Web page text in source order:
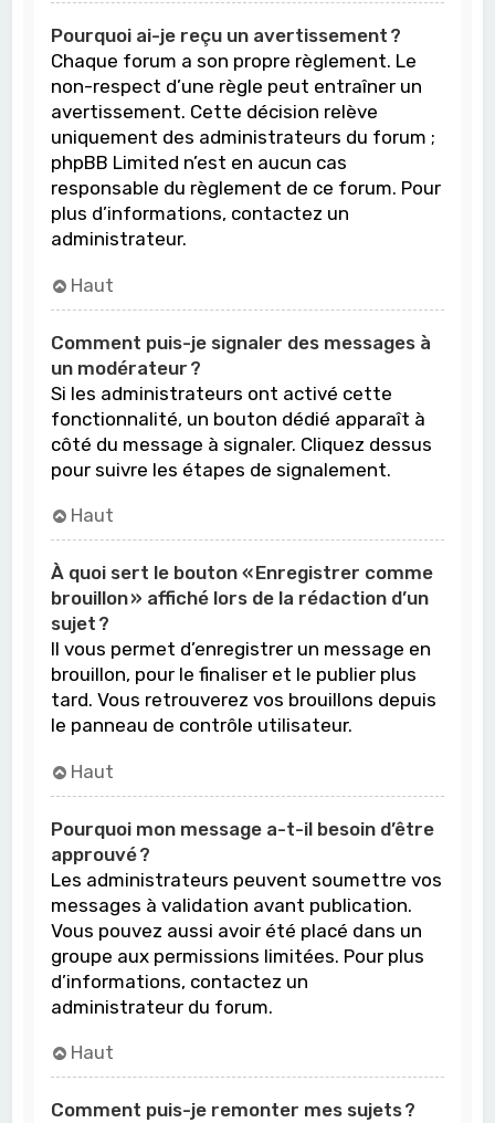
Pourquoi ai-je reçu un avertissement ?
Chaque forum a son propre règlement. Le
non-respect d’une règle peut entraîner un
avertissement. Cette décision relève
uniquement des administrateurs du forum ;
phpBB Limited n’est en aucun cas
responsable du règlement de ce forum. Pour
plus d’informations, contactez un
administrateur.
Haut
Comment puis-je signaler des messages à
un modérateur ?
Si les administrateurs ont activé cette
fonctionnalité, un bouton dédié apparaît à
côté du message à signaler. Cliquez dessus
pour suivre les étapes de signalement.
Haut
À quoi sert le bouton « Enregistrer comme
brouillon » affiché lors de la rédaction d’un
sujet ?
Il vous permet d’enregistrer un message en
brouillon, pour le finaliser et le publier plus
tard. Vous retrouverez vos brouillons depuis
le panneau de contrôle utilisateur.
Haut
Pourquoi mon message a-t-il besoin d’être
approuvé ?
Les administrateurs peuvent soumettre vos
messages à validation avant publication.
Vous pouvez aussi avoir été placé dans un
groupe aux permissions limitées. Pour plus
d’informations, contactez un
administrateur du forum.
Haut
Comment puis-je remonter mes sujets ?